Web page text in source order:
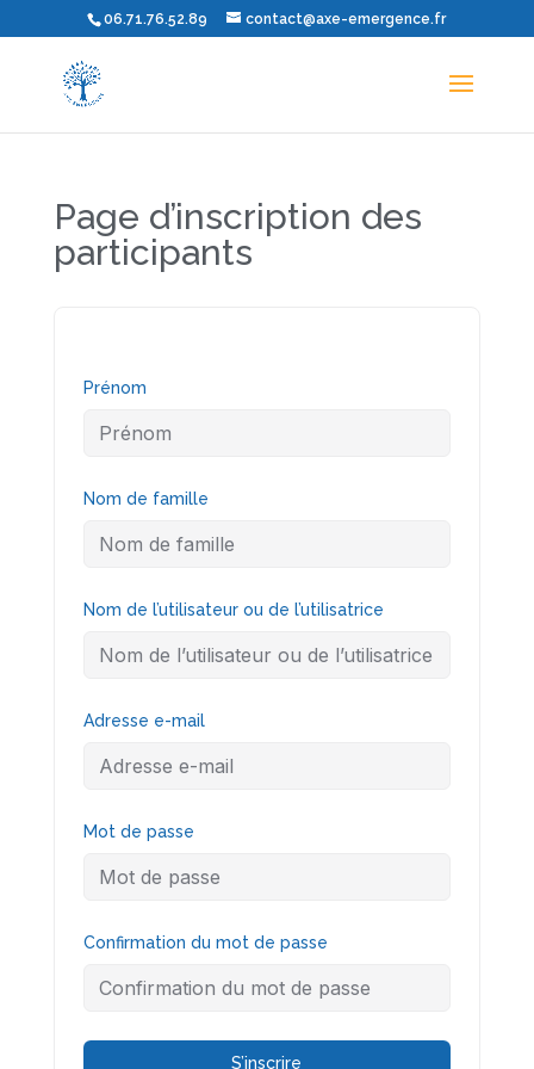
06.71.76.52.89 contact@axe-emergence.fr
Page d’inscription des
participants
Prénom
Nom de famille
Nom de l’utilisateur ou de l’utilisatrice
Adresse e-mail
Mot de passe
Confirmation du mot de passe
S’inscrire